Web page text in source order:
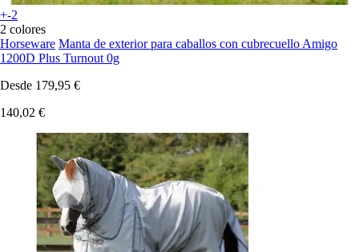
+-2
2 colores
Horseware Manta de exterior para caballos con cubrecuello Amigo
1200D Plus Turnout 0g
Desde 179,95 €
140,02 €